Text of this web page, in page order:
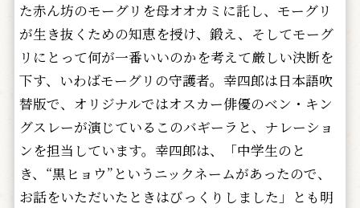
た赤ん坊のモーグリを母オオカミに託し、モーグリ
が生き抜くための知恵を授け、鍛え、そしてモーグ
リにとって何が一番いいのかを考えて厳しい決断を
下す、いわばモーグリの守護者。幸四郎は日本語吹
替版で、オリジナルではオスカー俳優のベン・キン
グスレーが演じているこのバギーラと、ナレーショ
ンを担当しています。幸四郎は、「中学生のと
き、“黒ヒョウ”というニックネームがあったので、
お話をいただいたときはびっくりしました」とも明